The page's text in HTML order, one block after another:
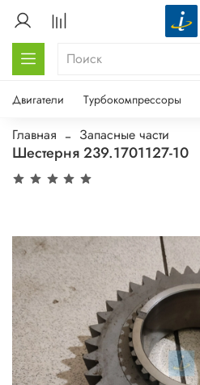
Двигатели Турбокомпрессоры
Главная Запасные части
Шестерня 239.1701127-10